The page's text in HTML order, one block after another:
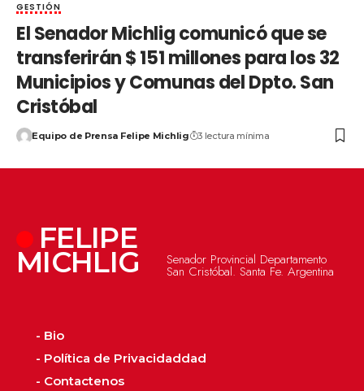
GESTIÓN
El Senador Michlig comunicó que se
transferirán $ 151 millones para los 32
Municipios y Comunas del Dpto. San
Cristóbal
Equipo de Prensa Felipe Michlig 3 lectura mínima
FELIPE
MICHLIG Senador Provincial Departamento
San Cristóbal. Santa Fe. Argentina
- Bio
- Política de Privacidaddad
- Contactenos